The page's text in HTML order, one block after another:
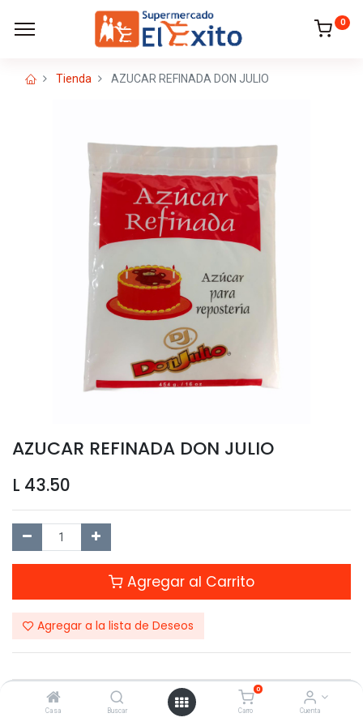
Casa Buscar
0
Carro Cuenta
0
Tienda AZUCAR REFINADA DON JULIO
AZUCAR REFINADA DON JULIO
L 43.50
Agregar al Carrito
Agregar a la lista de Deseos
Compartir este Producto: